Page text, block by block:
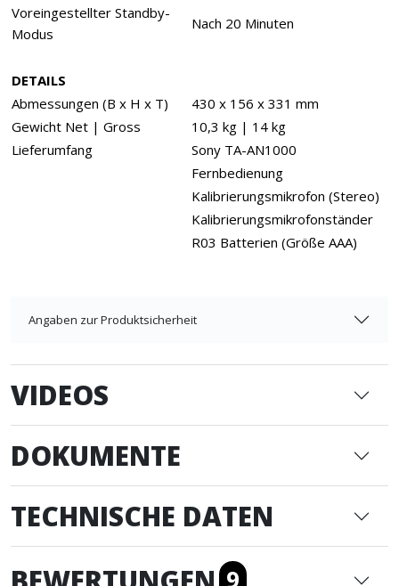
Voreingestellter Standby-
Modus
Nach 20 Minuten
DETAILS
Abmessungen (B x H x T)
430 x 156 x 331 mm
Gewicht Net | Gross
10,3 kg | 14 kg
Lieferumfang
Sony TA-AN1000
Fernbedienung
Kalibrierungsmikrofon (Stereo)
Kalibrierungsmikrofonständer
R03 Batterien (Größe AAA)
Angaben zur Produktsicherheit
VIDEOS
DOKUMENTE
TECHNISCHE DATEN